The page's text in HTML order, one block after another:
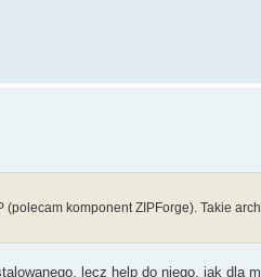
komponent ZIPForge). Takie
lecz help do niego, jak dla